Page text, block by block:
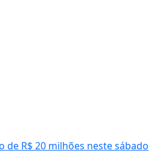
de R$ 20 milhões neste sábado